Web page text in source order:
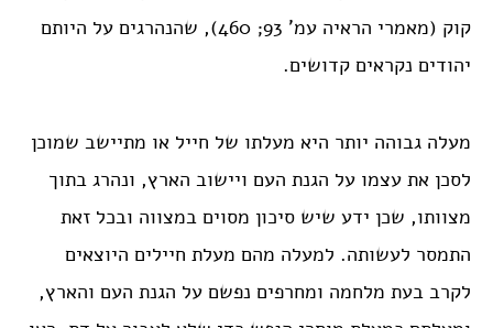
קוק (מאמרי הראיה עמ’ 93; 460), שהנהרגים על היותם
יהודים נקראים קדושים.
מעלה גבוהה יותר היא מעלתו של חייל או מתיישב שמוכן
לסכן את עצמו על הגנת העם ויישוב הארץ, ונהרג בתוך
מצוותו, שכן ידע שיש סיכון מסוים במצווה ובכל זאת
התמסר לעשותה. למעלה מהם מעלת חיילים היוצאים
לקרב בעת מלחמה ומחרפים נפשם על הגנת העם והארץ,